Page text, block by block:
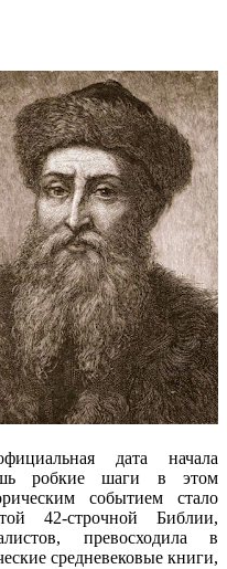
дата начала
робкие шаги в этом
событием стало
42-строчной Библии,
превосходила в
средневековые книги,